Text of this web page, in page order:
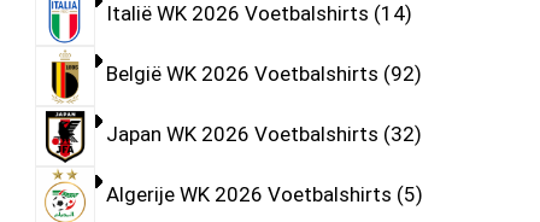
Italië WK 2026 Voetbalshirts 14
België WK 2026 Voetbalshirts 92
Japan WK 2026 Voetbalshirts 32
Algerije WK 2026 Voetbalshirts 5